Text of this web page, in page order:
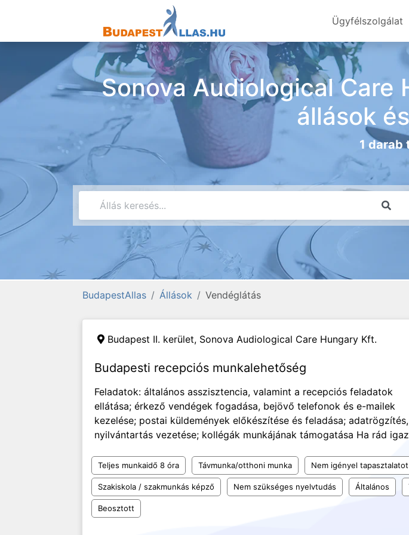
Ügyfélszolgálat
Sonova Audiological
állások
1 darab
BudapestAllas Állások Vendéglátás
Budapest II. kerület, Sonova Audiological Care Hungary Kft.
Budapesti recepciós munkalehetőség
Feladatok: általános asszisztencia, valamint a recepciós feladatok
ellátása; érkező vendégek fogadása, bejövő telefonok és e-mailek
kezelése; postai küldemények előkészítése és feladása; adatrögzítés,
nyilvántartás vezetése; kollégák munkájának támogatása Ha rád
Teljes munkaidő 8 óra Távmunka/otthoni munka Nem igényel tapasztalatot
Szakiskola / szakmunkás képző Nem szükséges nyelvtudás Általános
Beosztott